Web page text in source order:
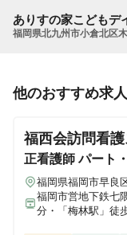
ありすの家こどもデ
福岡県北九州市小倉北区
他のおすすめ求人
福西会訪問看
正看護師パート
福岡県福岡市早良
福岡市営地下鉄七
分・「梅林駅」徒